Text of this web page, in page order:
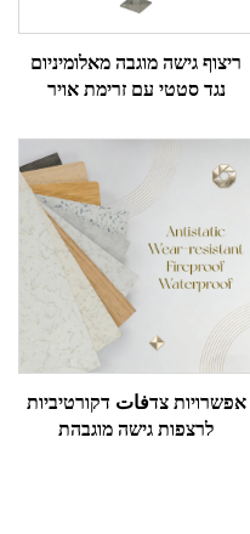
ריצוף גישה מוגבה מאלומיניום
נגד סטטי עם זרימת אויר
אפשרויות צדفات דקורטיביות
לרצפות גישה מוגבהת